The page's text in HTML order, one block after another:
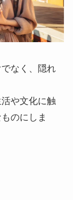
なく、隠れ
や文化に触
のにしま